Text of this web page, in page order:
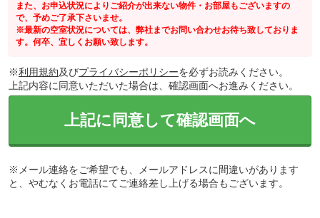
また、お申込状況によりご紹介が出来ない物件・お部屋もございますの
で、予めご了承下さいませ。
※最新の空室状況については、弊社までお問い合わせお待ち致しておりま
す。何卒、宜しくお願い致します。
※利用規約及びプライバシーポリシーを必ずお読みください。
上記内容に同意いただいた場合は、確認画面へお進みください。
上記に同意して確認画面へ
※メール連絡をご希望でも、メールアドレスに間違いがあります
と、やむなくお電話にてご連絡差し上げる場合もございます。